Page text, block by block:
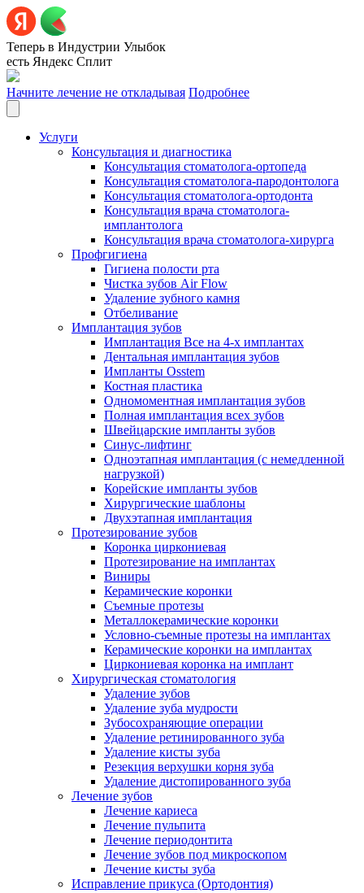
Теперь в Индустрии Улыбок
есть Яндекс Сплит
Начните лечение не откладывая Подробнее
Услуги
Консультация и диагностика
Консультация стоматолога-ортопеда
Консультация стоматолога-пародонтолога
Консультация стоматолога-ортодонта
Консультация врача стоматолога-
имплантолога
Консультация врача стоматолога-хирурга
Профгигиена
Гигиена полости рта
Чистка зубов Air Flow
Удаление зубного камня
Отбеливание
Имплантация зубов
Имплантация Все на 4-х имплантах
Дентальная имплантация зубов
Импланты Osstem
Костная пластика
Одномоментная имплантация зубов
Полная имплантация всех зубов
Швейцарские импланты зубов
Синус-лифтинг
Одноэтапная имплантация (с немедленной
нагрузкой)
Корейские импланты зубов
Хирургические шаблоны
Двухэтапная имплантация
Протезирование зубов
Коронка циркониевая
Протезирование на имплантах
Виниры
Керамические коронки
Съемные протезы
Металлокерамические коронки
Условно-съемные протезы на имплантах
Керамические коронки на имплантах
Циркониевая коронка на имплант
Хирургическая стоматология
Удаление зубов
Удаление зуба мудрости
Зубосохраняющие операции
Удаление ретинированного зуба
Удаление кисты зуба
Резекция верхушки корня зуба
Удаление дистопированного зуба
Лечение зубов
Лечение кариеса
Лечение пульпита
Лечение периодонтита
Лечение зубов под микроскопом
Лечение кисты зуба
Исправление прикуса (Ортодонтия)